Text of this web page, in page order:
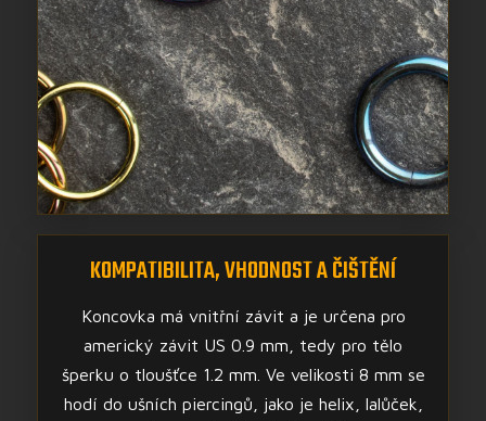
KOMPATIBILITA, VHODNOST A ČIŠTĚNÍ
Koncovka má vnitřní závit a je určena pro
americký závit US 0.9 mm, tedy pro tělo
šperku o tloušťce 1.2 mm. Ve velikosti 8 mm se
hodí do ušních piercingů, jako je helix, lalůček,